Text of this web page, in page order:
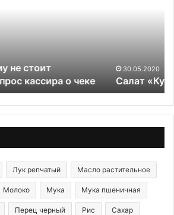
царство»
Лук репчатый Масло растительное
Молоко Мука Мука пшеничная
Перец черный Рис Сахар